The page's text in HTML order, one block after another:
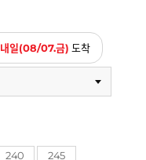
내일(08/07.금) 도착
240
245